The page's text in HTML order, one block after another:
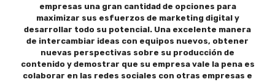
empresas una gran cantidad de opciones para
maximizar sus esfuerzos de marketing digital y
desarrollar todo su potencial. Una excelente manera
de intercambiar ideas con equipos nuevos, obtener
nuevas perspectivas sobre su producción de
contenido y demostrar que su empresa vale la pena es
colaborar en las redes sociales con otras empresas e